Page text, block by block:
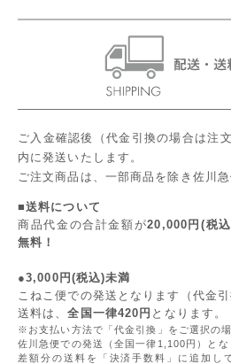
ご入金確認後（代金引換の場合は注
内に発送いたします。
ご注文商品は、一部商品を除き佐川
■送料について
商品代金の合計金額が20,000円(税
無料！
●3,000円(税込)未満
こねこ便での発送となります（代金引
送料は、全国一律420円 となります。
※お支払い方法で「代金引換」をご選択の場
佐川急便での発送（全国一律1,100円）とな
差額分の送料を「決済手数料」に追加し